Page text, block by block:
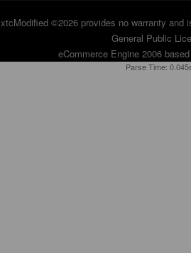
xtcModified©2026 provides no warranty and
General Public
eCommerce Engine 2006
Parse Time: